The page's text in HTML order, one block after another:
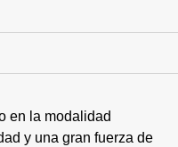
en la modalidad
y una gran fuerza de